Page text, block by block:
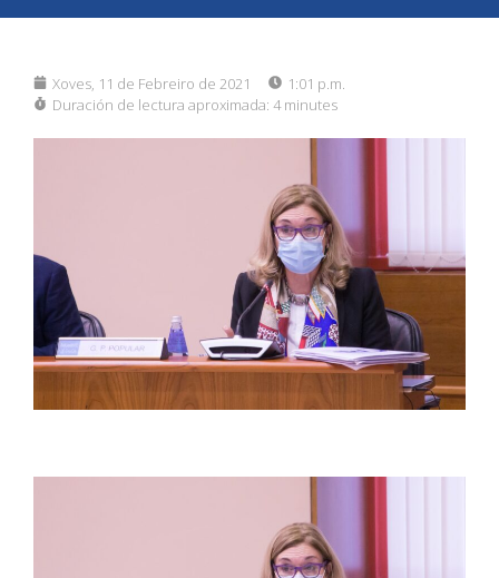
Xoves, 11 de Febreiro de 2021
1:01 p.m.
Duración de lectura aproximada: 4 minutes